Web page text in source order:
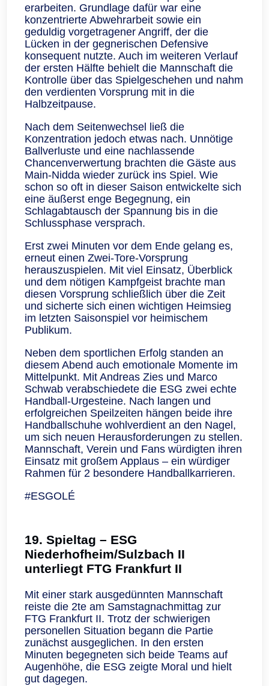
erarbeiten. Grundlage dafür war eine
konzentrierte Abwehrarbeit sowie ein
geduldig vorgetragener Angriff, der die
Lücken in der gegnerischen Defensive
konsequent nutzte. Auch im weiteren Verlauf
der ersten Hälfte behielt die Mannschaft die
Kontrolle über das Spielgeschehen und nahm
den verdienten Vorsprung mit in die
Halbzeitpause.
Nach dem Seitenwechsel ließ die
Konzentration jedoch etwas nach. Unnötige
Ballverluste und eine nachlassende
Chancenverwertung brachten die Gäste aus
Main‑Nidda wieder zurück ins Spiel. Wie
schon so oft in dieser Saison entwickelte sich
eine äußerst enge Begegnung, ein
Schlagabtausch der Spannung bis in die
Schlussphase versprach.
Erst zwei Minuten vor dem Ende gelang es,
erneut einen Zwei-Tore-Vorsprung
herauszuspielen. Mit viel Einsatz, Überblick
und dem nötigen Kampfgeist brachte man
diesen Vorsprung schließlich über die Zeit
und sicherte sich einen wichtigen Heimsieg
im letzten Saisonspiel vor heimischem
Publikum.
Neben dem sportlichen Erfolg standen an
diesem Abend auch emotionale Momente im
Mittelpunkt. Mit Andreas Zies und Marco
Schwab verabschiedete die ESG zwei echte
Handball‑Urgesteine. Nach langen und
erfolgreichen Speilzeiten hängen beide ihre
Handballschuhe wohlverdient an den Nagel,
um sich neuen Herausforderungen zu stellen.
Mannschaft, Verein und Fans würdigten ihren
Einsatz mit großem Applaus – ein würdiger
Rahmen für 2 besondere Handballkarrieren.
#ESGOLÉ
19. Spieltag – ESG
Niederhofheim/Sulzbach II
unterliegt FTG Frankfurt II
Mit einer stark ausgedünnten Mannschaft
reiste die 2te am Samstagnachmittag zur
FTG Frankfurt II. Trotz der schwierigen
personellen Situation begann die Partie
zunächst ausgeglichen. In den ersten
Minuten begegneten sich beide Teams auf
Augenhöhe, die ESG zeigte Moral und hielt
gut dagegen.